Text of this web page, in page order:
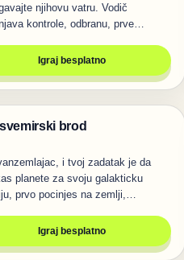
njihovu vatru. Vodič
kontrole, odbranu, prve…
Igraj besplatno
brod
i tvoj zadatak je da
planete za svoju galakticku
prvo pocinjes na zemlji,…
Igraj besplatno